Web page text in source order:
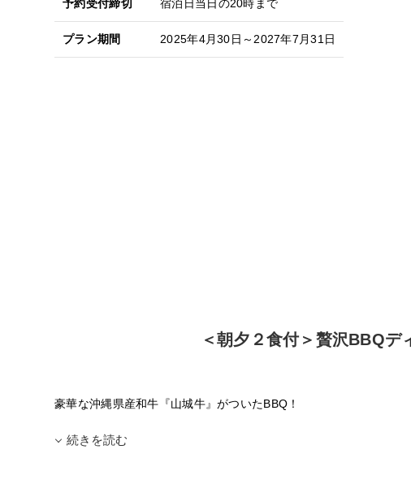
予約受付締切 宿泊日当日の20時まで
プラン期間 2025年4月30日～2027年7月31日
＜朝夕２食付＞贅沢BBQデ
豪華な沖縄県産和牛『山城牛』がついたBBQ！
続きを読む